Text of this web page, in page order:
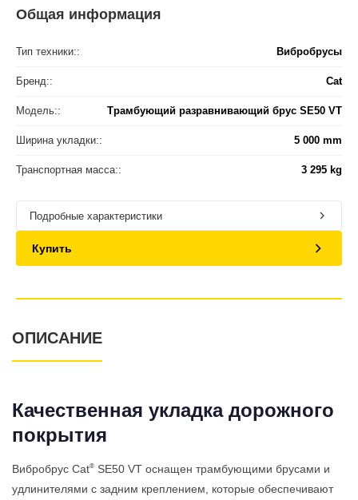
Общая информация
Тип техники:: Вибробрусы
Бренд:: Cat
Модель:: Трамбующий разравнивающий брус SE50 VT
Ширина укладки:: 5 000 mm
Транспортная масса:: 3 295 kg
Подробные характеристики
Купить
ОПИСАНИЕ
Качественная укладка дорожного
покрытия
Вибробрус Cat® SE50 VT оснащен трамбующими брусами и
удлинителями с задним креплением, которые обеспечивают